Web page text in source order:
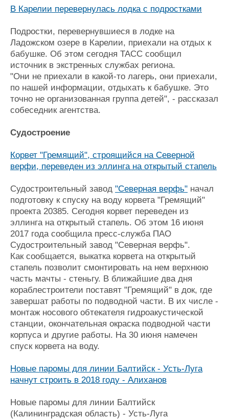
В Карелии перевернулась лодка с подростками
Подростки, перевернувшиеся в лодке на
Ладожском озере в Карелии, приехали на отдых к
бабушке. Об этом сегодня ТАСС сообщил
источник в экстренных службах региона.
"Они не приехали в какой-то лагерь, они приехали,
по нашей информации, отдыхать к бабушке. Это
точно не организованная группа детей", - рассказал
собеседник агентства.
Судостроение
Корвет "Гремящий", строящийся на Северной
верфи, переведен из эллинга на открытый стапель
Судостроительный завод "Северная верфь" начал
подготовку к спуску на воду корвета "Гремящий"
проекта 20385. Сегодня корвет переведен из
эллинга на открытый стапель. Об этом 16 июня
2017 года сообщила пресс-служба ПАО
Судостроительный завод "Северная верфь".
Как сообщается, выкатка корвета на открытый
стапель позволит смонтировать на нем верхнюю
часть мачты - стеньгу. В ближайшие два дня
кораблестроители поставят "Гремящий" в док, где
завершат работы по подводной части. В их числе -
монтаж носового обтекателя гидроакустической
станции, окончательная окраска подводной части
корпуса и другие работы. На 30 июня намечен
спуск корвета на воду.
Новые паромы для линии Балтийск - Усть-Луга
начнут строить в 2018 году - Алиханов
Новые паромы для линии Балтийск
(Калининградская область) - Усть-Луга